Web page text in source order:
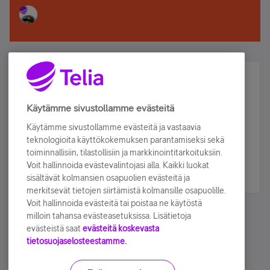
Älä jää paitsi – osallistu ja voita!
Tilaa Telian uutiskirje ja olet mukana arvonnassa.
sähköpostiisi.
Tilaa nyt
Käytämme sivustollamme evästeitä
Käytämme sivustollamme evästeitä ja vastaavia
teknologioita käyttökokemuksen parantamiseksi sekä
toiminnallisiin, tilastollisiin ja markkinointitarkoituksiin.
Voit hallinnoida evästevalintojasi alla. Kaikki luokat
sisältävät kolmansien osapuolien evästeitä ja
merkitsevät tietojen siirtämistä kolmansille osapuolille.
Voit hallinnoida evästeitä tai poistaa ne käytöstä
milloin tahansa evästeasetuksissa. Lisätietoja
evästeistä saat evästeitä koskevasta
tietosuojaselosteestamme.